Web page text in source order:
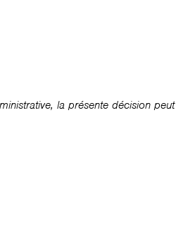
la présente décision peut